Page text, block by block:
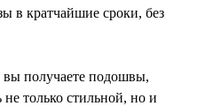
в кратчайшие сроки, без
вы получаете подошвы,
только стильной, но и